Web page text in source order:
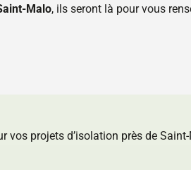
Malo, ils seront là pour vous
vos projets d’isolation près de